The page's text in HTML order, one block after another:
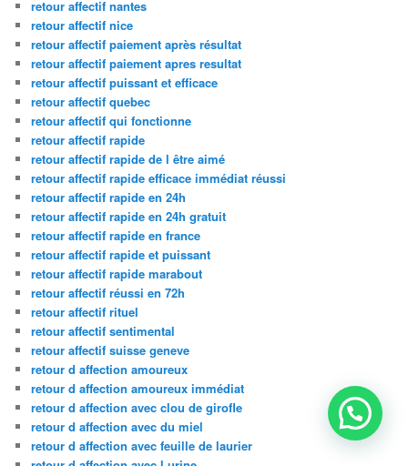
retour affectif nantes
retour affectif nice
retour affectif paiement après résultat
retour affectif paiement apres resultat
retour affectif puissant et efficace
retour affectif quebec
retour affectif qui fonctionne
retour affectif rapide
retour affectif rapide de l être aimé
retour affectif rapide efficace immédiat réussi
retour affectif rapide en 24h
retour affectif rapide en 24h gratuit
retour affectif rapide en france
retour affectif rapide et puissant
retour affectif rapide marabout
retour affectif réussi en 72h
retour affectif rituel
retour affectif sentimental
retour affectif suisse geneve
retour d affection amoureux
retour d affection amoureux immédiat
retour d affection avec clou de girofle
retour d affection avec du miel
retour d affection avec feuille de laurier